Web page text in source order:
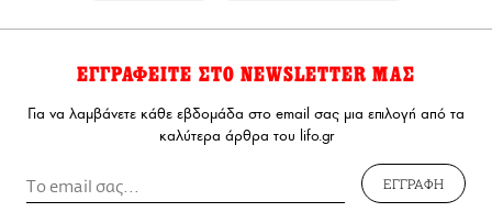
ΕΓΓΡΑΦΕΙΤΕ ΣΤΟ NEWSLETTER ΜΑΣ
Για να λαμβάνετε κάθε εβδομάδα στο email σας μια επιλογή από τα
καλύτερα άρθρα του lifo.gr
ΕΓΓΡΑΦΗ